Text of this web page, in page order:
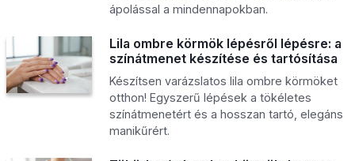
ápolással a mindennapokban.
Lila ombre körmök lépésről lépésre: a
színátmenet készítése és tartósítása
Készítsen varázslatos lila ombre körmöket
otthon! Egyszerű lépések a tökéletes
színátmenetért és a hosszan tartó, elegáns
manikűrért.